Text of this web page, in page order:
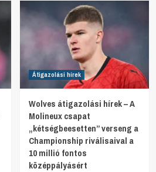
Átigazolási hírek
Wolves átigazolási hírek – A
Molineux csapat
„kétségbeesetten” verseng a
Championship riválisaival a
10 millió fontos
középpályásért